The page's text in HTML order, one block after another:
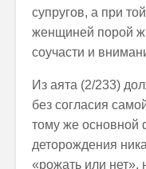
супругов, а при
женщиней порой
соучасти и
Из аята (2/233)
без согласия
тому же основной
деторождения
«рожать или нет»,